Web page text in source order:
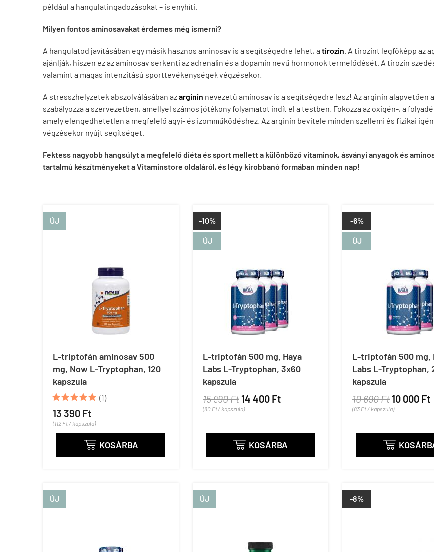
például a hangulatingadozásokat – is enyhíti.
Milyen fontos aminosavakat érdemes még ismerni?
A hangulatod javításában egy másik hasznos aminosav is a segítségedre lehet, a tirozin . A tirozint legfőképp az
ajánlják, hiszen ez az aminosav serkenti az adrenalin és a dopamin nevű hormonok termelődését. A tirozin
valamint a magas intenzitású sporttevékenységek végzésekor.
A stresszhelyzetek abszolválásában azarginin nevezetű aminosav is a segítségedre lesz! Az arginin
szabályozza a szervezetben, amellyel számos jótékony folyamatot indít el a testben. Fokozza az oxigén-, a
amely elengedhetetlen a megfelelő agyi- és izomműködéshez. Az arginin bevitele minden szellemi és fizikai
végzésekor nyújt segítséget.
Fektess nagyobb hangsúlyt a megfelelő diéta és sport mellett a különböző vitaminok, ásványi anyagok és
tartalmú készítményeket a Vitaminstore oldaláról, és légy kirobbanó formában minden nap!
ÚJ
L-triptofán aminosav 500
mg, Now L-Tryptophan, 120
kapszula
 (1)
13 390 Ft
(112 Ft / kapszula)
 KOSÁRBA
ÚJ
-10%
L-triptofán 500 mg, Haya
Labs L-Tryptophan, 3x60
kapszula
15 990 Ft 14 400 Ft
(80 Ft / kapszula)
 KOSÁRBA
ÚJ
-6%
L-triptofán 500 mg,
Labs L-Tryptophan,
kapszula
10 690 Ft 10 000 Ft
(83 Ft / kapszula)

ÚJ ÚJ -8%